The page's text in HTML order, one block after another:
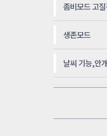
좀비모드 고
생존모드
날씨 기능,안